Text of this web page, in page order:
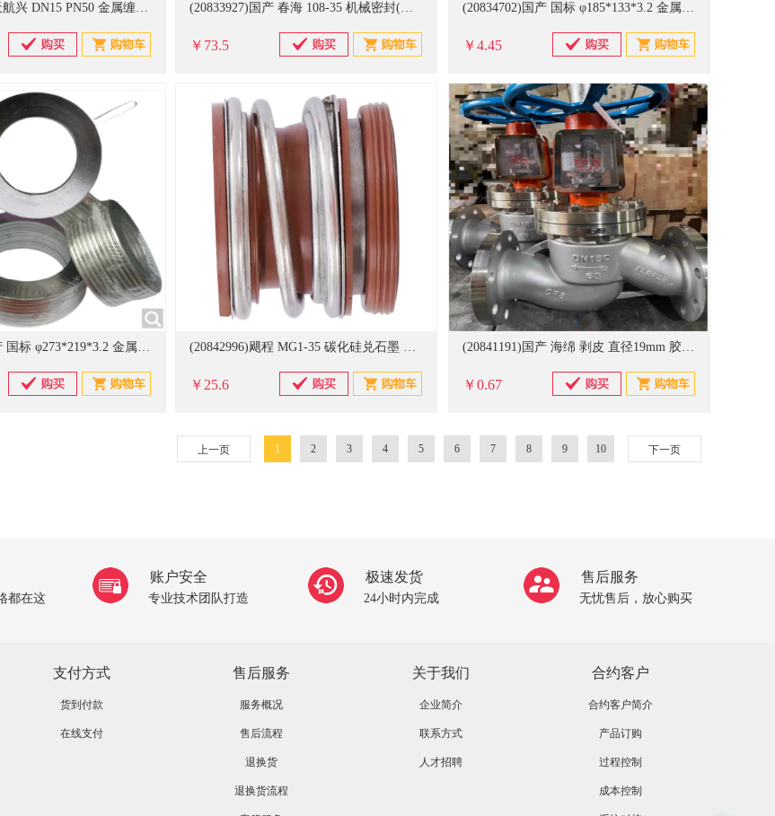
(20833429)航天航兴 DN15 PN50 金属缠绕垫（内环垫片） 银色(单位：个) (20833927)国产 春海 108-35 机械密封(单位：只)
￥73.5
(20834702)国产 国标 φ185*133*3.2 金属缠绕垫(单位：片)
￥4.45
(20834704)国产 国标 φ273*219*3.2 金属缠绕垫(单位：片) (20842996)飓程 MG1-35 碳化硅兑石墨 机械密封 棕色(单位：个)
￥25.6
(20841191)国产 海绵 剥皮 直径19mm 胶球(单位：个)
￥0.67
上一页 1 2 3 4 5 6 7 8 9 10 下一页
都在这
账户安全
专业技术团队打造
极速发货
24小时内完成
售后服务
无忧售后，放心购买
支付方式
货到付款
在线支付
售后服务
服务概况
售后流程
退换货
退换货流程
关于我们
企业简介
联系方式
人才招聘
合约客户
合约客户简介
产品订购
过程控制
成本控制